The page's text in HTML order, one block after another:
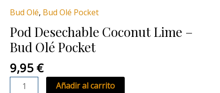
Bud Olé, Bud Olé Pocket
Pod Desechable Coconut Lime –
Bud Olé Pocket
9,95 €
Añadir al carrito